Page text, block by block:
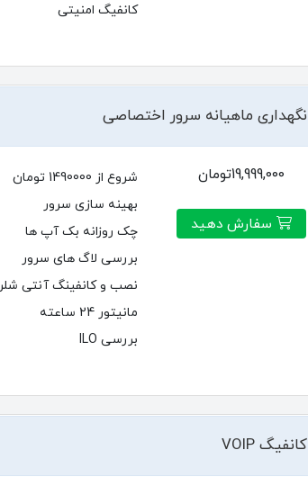
کانفیگ امنیتی
نگهداری ماهیانه سرور اختصاصی
شروع از 1490000 تومان
بهینه سازی سرور
چک روزانه بک آپ ها
بررسی لاگ های سرور
نصب و کانفینگ آنتی شلر
مانیتور 24 ساعته
بررسی ILO
19,999,000تومان
سفارش دهید
کانفیگ VOIP